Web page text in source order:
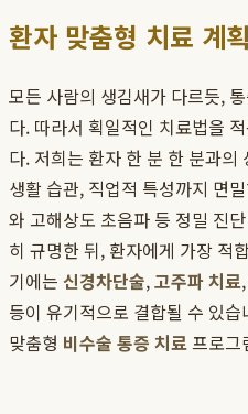
환자 맞춤형 치료 계획
모든 사람의 생김새가 다르듯,
다. 따라서 획일적인 치료법을
다. 저희는 환자 한 분 한 분과
생활 습관, 직업적 특성까지 면
와 고해상도 초음파 등 정밀 진
히 규명한 뒤, 환자에게 가장 적
기에는 신경차단술,고주파 치료
등이 유기적으로 결합될 수 있
맞춤형 비수술 통증 치료프로그